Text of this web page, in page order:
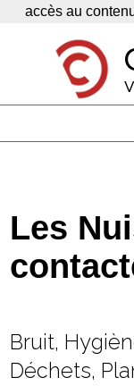
Panneau de gestion des
accès au
Economie
Services
Les
Bruit,
Déchets,